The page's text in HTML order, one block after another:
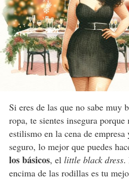
Si eres de las que no sabe muy
ropa, te sientes insegura
estilismo en la cena de
seguro, lo mejor que puedes
los básicos, el little black dress.
encima de las rodillas es tu